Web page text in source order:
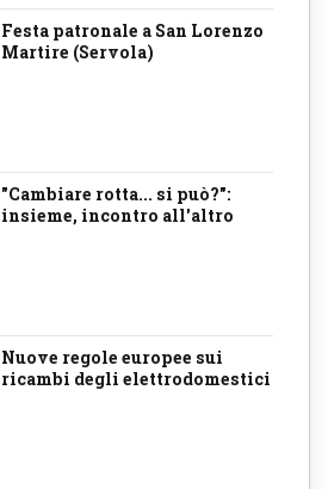
Festa patronale a San Lorenzo
Martire (Servola)
"Cambiare rotta... si può?":
insieme, incontro all'altro
Nuove regole europee sui
ricambi degli elettrodomestici